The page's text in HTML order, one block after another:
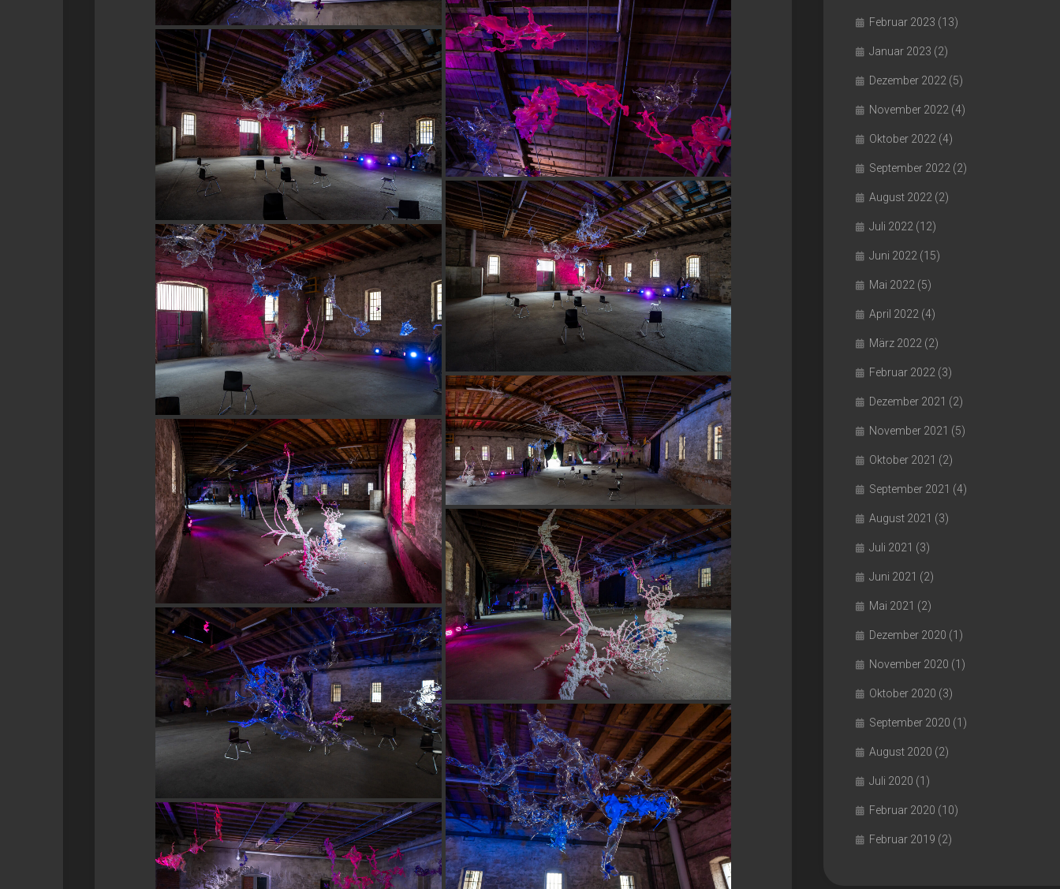
Februar 2023 (13)
Januar 2023 (2)
Dezember 2022 (5)
November 2022 (4)
Oktober 2022 (4)
September 2022 (2)
August 2022 (2)
Juli 2022 (12)
Juni 2022 (15)
Mai 2022 (5)
April 2022 (4)
März 2022 (2)
Februar 2022 (3)
Dezember 2021 (2)
November 2021 (5)
Oktober 2021 (2)
September 2021 (4)
August 2021 (3)
Juli 2021 (3)
Juni 2021 (2)
Mai 2021 (2)
Dezember 2020 (1)
November 2020 (1)
Oktober 2020 (3)
September 2020 (1)
August 2020 (2)
Juli 2020 (1)
Februar 2020 (10)
Februar 2019 (2)